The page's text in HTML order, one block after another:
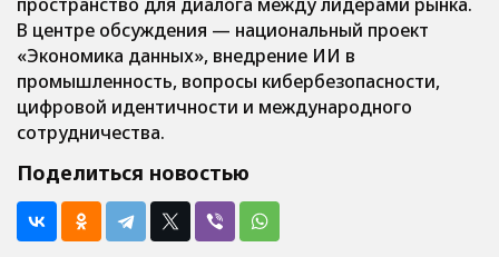
В центре обсуждения — национальный проект
«Экономика данных», внедрение ИИ в
промышленность, вопросы кибербезопасности,
цифровой идентичности и международного
сотрудничества.
Поделиться новостью